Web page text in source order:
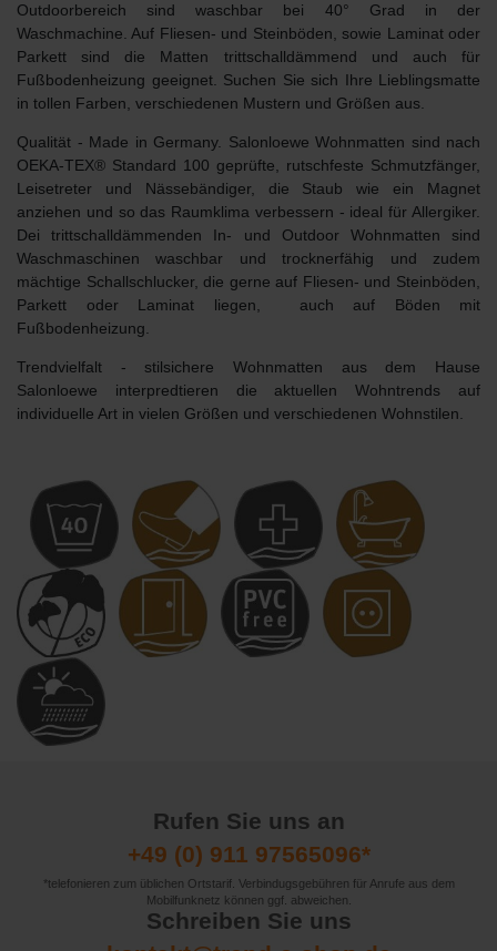
Outdoorbereich sindwaschbar bei 40° Grad in der
Waschmachine. Auf Fliesen- und Steinböden, sowie Laminat oder
Parkett sind die Matten trittschalldämmend und auch für
Fußbodenheizung geeignet. Suchen Sie sich Ihre Lieblingsmatte
in tollen Farben, verschiedenen Mustern und Größen aus.
Qualität - Made in Germany. Salonloewe Wohnmatten sind nach
OEKA-TEX® Standard 100 geprüfte, rutschfeste Schmutzfänger,
Leisetreter und Nässebändiger, die Staub wie ein Magnet
anziehen und so das Raumklima verbessern - ideal für Allergiker.
Dei trittschalldämmenden In- und Outdoor Wohnmatten sind
Waschmaschinen waschbar und trocknerfähig und zudem
mächtige Schallschlucker, die gerne auf Fliesen- und Steinböden,
Parkett oder Laminat liegen, auch auf Böden mit
Fußbodenheizung.
Trendvielfalt - stilsichere Wohnmatten aus dem Hause
Salonloewe interpredtieren die aktuellen Wohntrends auf
individuelle Art in vielen Größen und verschiedenen Wohnstilen.
Rufen Sie uns an
+49 (0) 911 97565096*
*telefonieren zum üblichen Ortstarif. Verbindugsgebühren für Anrufe aus dem
Mobilfunknetz können ggf. abweichen.
Schreiben Sie uns